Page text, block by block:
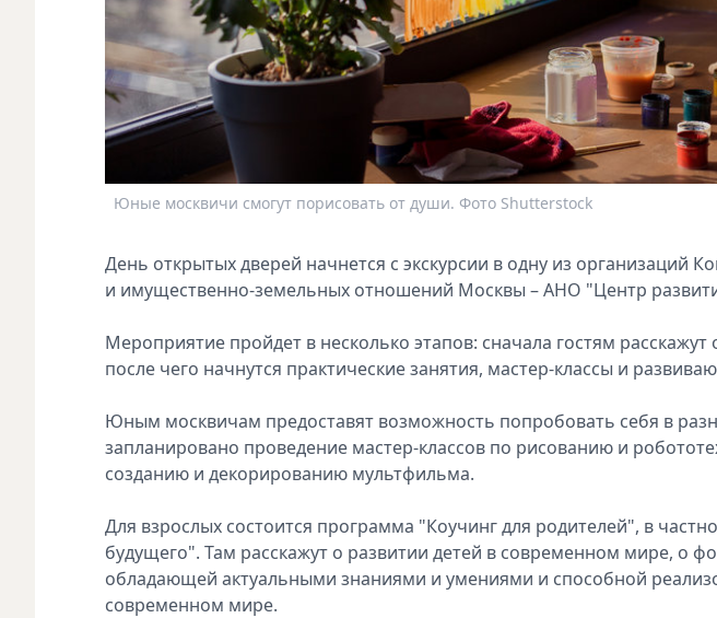
Юные москвичи смогут порисовать от души. Фото Shutterstock
День открытых дверей начнется с экскурсии в одну из организаций
и имущественно-земельных отношений Москвы – АНО "Центр
Мероприятие пройдет в несколько этапов: сначала гостям расскажут
после чего начнутся практические занятия, мастер-классы и
Юным москвичам предоставят возможность попробовать себя в
запланировано проведение мастер-классов по рисованию и
созданию и декорированию мультфильма.
Для взрослых состоится программа "Коучинг для родителей", в
будущего". Там расскажут о развитии детей в современном мире, о
обладающей актуальными знаниями и умениями и способной
современном мире.